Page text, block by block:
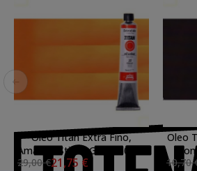
Oleo Titan Extra Fino,
Amarelo Stil de Grain, 60 ml.
29,00 €21,75 €
Oleo
10,70